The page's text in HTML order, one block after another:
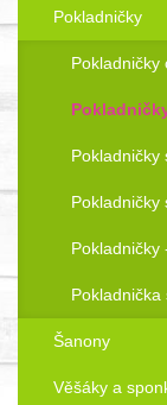
Pokladničky
Pokladničky
Pokladničky
Pokladničky
Pokladničky
Pokladnička
Šanony
Věšáky a